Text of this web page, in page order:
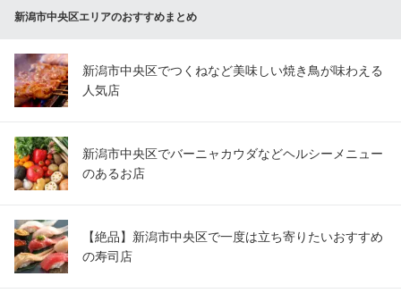
新潟市中央区エリアのおすすめまとめ
新潟市中央区でつくねなど美味しい焼き鳥が味わえる
人気店
新潟市中央区でバーニャカウダなどヘルシーメニュー
のあるお店
【絶品】新潟市中央区で一度は立ち寄りたいおすすめ
の寿司店